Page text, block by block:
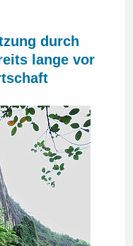
durch
lange vor